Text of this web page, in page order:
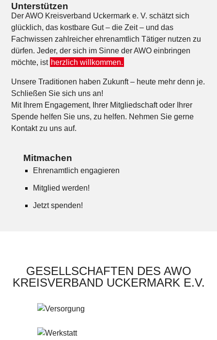
Unterstützen
Der AWO Kreisverband Uckermark e. V. schätzt sich
glücklich, das kostbare Gut – die Zeit – und das
Fachwissen zahlreicher ehrenamtlich Tätiger nutzen zu
dürfen. Jeder, der sich im Sinne der AWO einbringen
möchte, ist herzlich willkommen.
Unsere Traditionen haben Zukunft – heute mehr denn je.
Schließen Sie sich uns an!
Mit Ihrem Engagement, Ihrer Mitgliedschaft oder Ihrer
Spende helfen Sie uns, zu helfen. Nehmen Sie gerne
Kontakt zu uns auf.
Mitmachen
Ehrenamtlich engagieren
Mitglied werden!
Jetzt spenden!
GESELLSCHAFTEN DES AWO
KREISVERBAND UCKERMARK E.V.